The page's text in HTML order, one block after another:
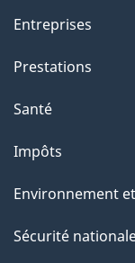
Entreprises
Prestations
Santé
Impôts
Environnement
Sécurité